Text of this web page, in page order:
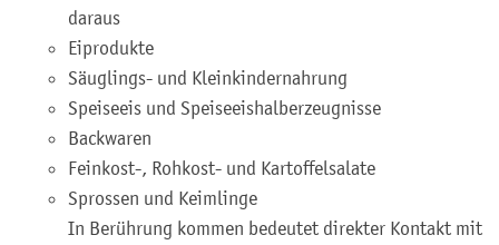
daraus
Eiprodukte
Säuglings- und Kleinkindernahrung
Speiseeis und Speiseeishalberzeugnisse
Backwaren
Feinkost-, Rohkost- und Kartoffelsalate
Sprossen und Keimlinge
In Berührung kommen bedeutet direkter Kontakt mit